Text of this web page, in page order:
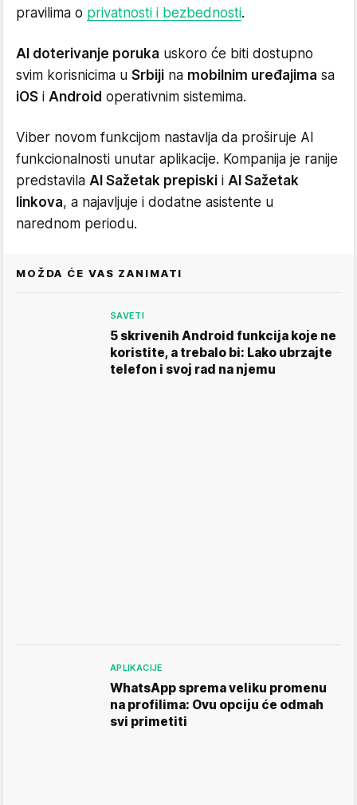
pravilima o privatnosti i bezbednosti.
AI doterivanje poruka uskoro će biti dostupno
svim korisnicima u Srbiji na mobilnim uređajima sa
iOS i Android operativnim sistemima.
Viber novom funkcijom nastavlja da proširuje AI
funkcionalnosti unutar aplikacije. Kompanija je ranije
predstavila AI Sažetak prepiski i AI Sažetak
linkova, a najavljuje i dodatne asistente u
narednom periodu.
MOŽDA ĆE VAS ZANIMATI
SAVETI
5 skrivenih Android funkcija koje ne
koristite, a trebalo bi: Lako ubrzajte
telefon i svoj rad na njemu
APLIKACIJE
WhatsApp sprema veliku promenu
na profilima: Ovu opciju će odmah
svi primetiti